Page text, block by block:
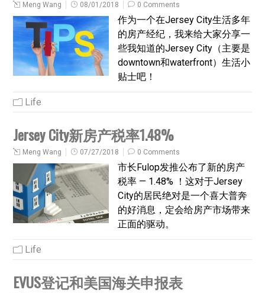
Meng Wang 08/01/2018 0 Comments
作为一个在Jersey City生活多年
的房产经纪，我来给大家分享一
些我知道的Jersey City（主要是
downtown和waterfront）生活小
贴士吧！
Life
Jersey City新房产税率1.48%
Meng Wang 07/27/2018 0 Comments
市长Fulop发推公布了新的房产
税率 — 1.48% ！这对于Jersey
City的居民绝对是一个喜大普奔
的好消息，定会给房产市场带来
正面的驱动。
Life
EVUS登记和美国海关申报表